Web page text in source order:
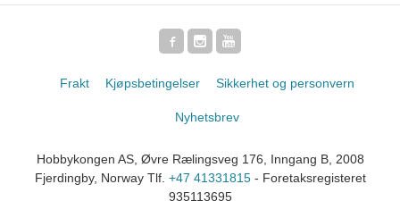
Frakt Kjøpsbetingelser Sikkerhet og personvern
Nyhetsbrev
Hobbykongen AS, Øvre Rælingsveg 176, Inngang B, 2008
Fjerdingby, Norway Tlf. +47 41331815- Foretaksregisteret
935113695